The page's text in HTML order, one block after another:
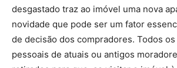
desgastado traz ao imóvel uma nova
novidade que pode ser um fator
de decisão dos compradores. Todos
pessoais de atuais ou antigos